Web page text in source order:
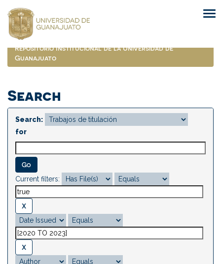
navigation
Repositorio Institucional de la Universidad de
Guanajuato
Search
Search:
for
Current filters: